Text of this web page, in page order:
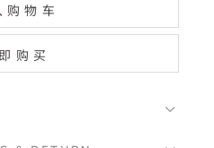
购物车
购买